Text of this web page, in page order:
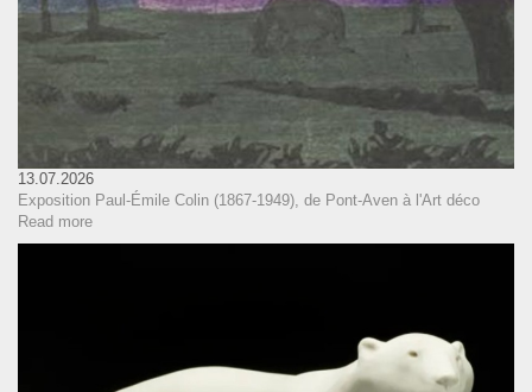
13.07.2026
Exposition Paul-Émile Colin (1867-1949), de Pont-Aven à l'Art déco
Read more